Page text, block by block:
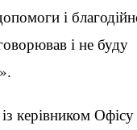
і
і не буду
керівником